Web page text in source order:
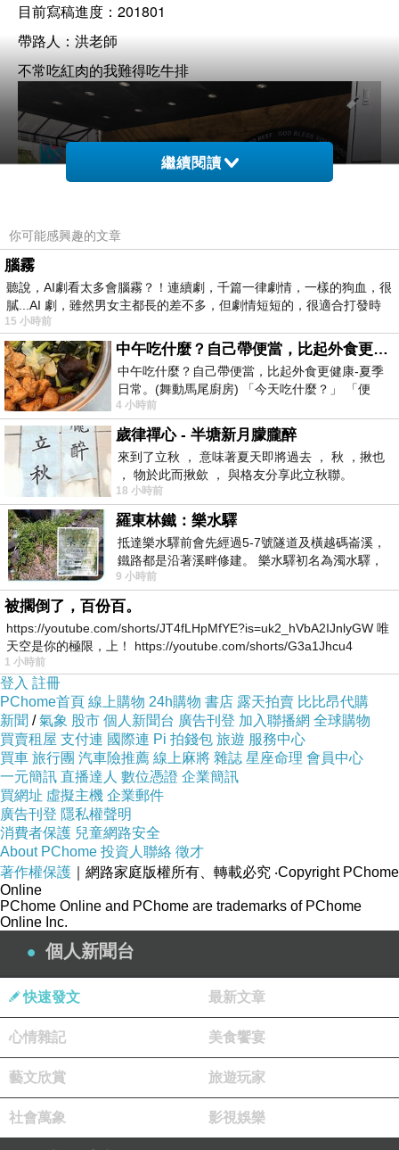
目前寫稿進度： 201801
帶路人：洪老師
不常吃紅肉的我難得吃牛排
MENU
背面有可以加點的項目
旁邊的青菜意外的多，還有一點的白飯
繼續閱讀
你可能感興趣的文章
腦霧
聽說，AI劇看太多會腦霧？！連續劇，千篇一律劇情，一樣的狗血，很
膩...AI 劇，雖然男女主都長的差不多，但劇情短短的，很適合打發時
15 小時前
中午吃什麼？自己帶便當，比起外食更健康-夏季日常。(舞動馬尾廚房)
中午吃什麼？自己帶便當，比起外食更健康-夏季
日常。(舞動馬尾廚房) 「今天吃什麼？」 「便
當？麵？還是炒飯？」 每天都在選擇
4 小時前
歲律禪心 - 半塘新月朦朧醉
來到了立秋 ， 意味著夏天即將過去 ， 秋 ，揪也
， 物於此而揪歛 ， 與格友分享此立秋聯。
18 小時前
羅東林鐵：樂水驛
抵達樂水驛前會先經過5-7號隧道及橫越碼崙溪，
鐵路都是沿著溪畔修建。 樂水驛初名為濁水驛，
但因與臺鐵集集線車站同名，於1953
9 小時前
被擱倒了，百份百。
https://youtube.com/shorts/JT4fLHpMfYE?is=uk2_hVbA2IJnlyGW 唯
天空是你的極限，上！ https://youtube.com/shorts/G3a1Jhcu4
1 小時前
登入 註冊
PChome首頁 線上購物 24h購物 書店 露天拍賣 比比昂代購
新聞 /氣象 股市 個人新聞台 廣告刊登 加入聯播網 全球購物
買賣租屋 支付連 國際連 Pi 拍錢包 旅遊 服務中心
買車 旅行團 汽車險推薦 線上麻將 雜誌 星座命理 會員中心
一元簡訊 直播達人 數位憑證 企業簡訊
買網址 虛擬主機 企業郵件
廣告刊登 隱私權聲明
消費者保護 兒童網路安全
About PChome 投資人聯絡 徵才
著作權保護 ｜網路家庭版權所有、轉載必究 ‧Copyright PChome
Online
PChome Online and PChome are trademarks of PChome
Online Inc.
個人新聞台
快速發文 最新文章
心情雜記 美食饗宴
藝文欣賞 旅遊玩家
社會萬象 影視娛樂